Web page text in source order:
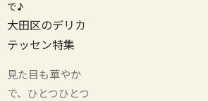
で♪
大田区のデリカ
テッセン特集
見た目も華やか
で、ひとつひとつ